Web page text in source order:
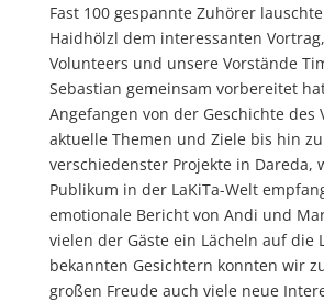
Fast 100 gespannte Zuhörer
Haidhölzl dem interessanten
Volunteers und unsere Vorstände
Sebastian gemeinsam vorbereitet
Angefangen von der Geschichte des
aktuelle Themen und Ziele bis hin
verschiedenster Projekte in Dareda,
Publikum in der LaKiTa-Welt
emotionale Bericht von Andi und
vielen der Gäste ein Lächeln auf die
bekannten Gesichtern konnten wir
großen Freude auch viele neue